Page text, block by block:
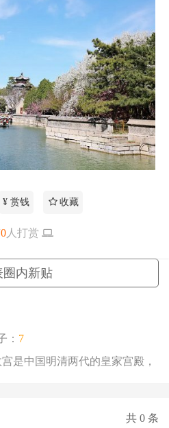
¥ 赏钱 收藏
0人打赏
圈内新贴
： 7
是中国明清两代的皇家宫殿，
共 0 条